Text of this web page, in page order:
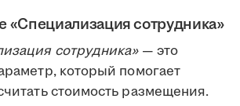
«Специализация сотрудника»
сотрудника»— это
который помогает
стоимость размещения.